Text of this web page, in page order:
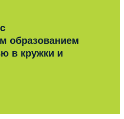
образованием
в кружки и